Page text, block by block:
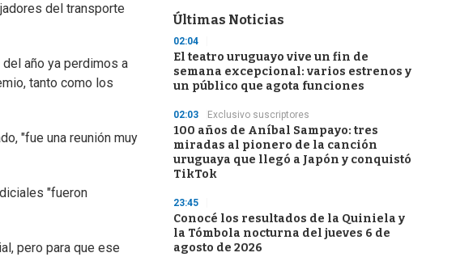
del transporte
año ya perdimos a
tanto como los
"fue una reunión muy
"fueron
pero para que ese
Últimas Noticias
02:04
El teatro uruguayo vive un fin de
semana excepcional: varios estrenos y
un público que agota funciones
02:03 Exclusivo suscriptores
100 años de Aníbal Sampayo: tres
miradas al pionero de la canción
uruguaya que llegó a Japón y conquistó
TikTok
23:45
Conocé los resultados de la Quiniela y
la Tómbola nocturna del jueves 6 de
agosto de 2026